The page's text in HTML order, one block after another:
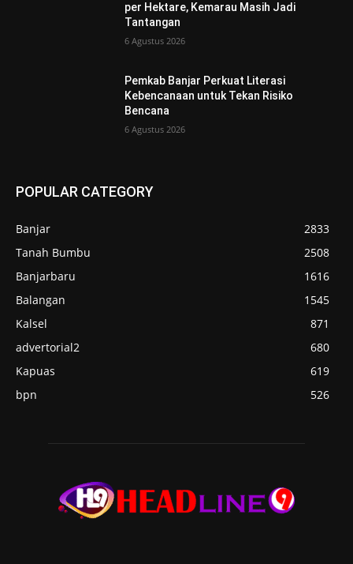
per Hektare, Kemarau Masih Jadi
Tantangan
6 Agustus 2026
Pemkab Banjar Perkuat Literasi
Kebencanaan untuk Tekan Risiko
Bencana
6 Agustus 2026
POPULAR CATEGORY
Banjar
2833
Tanah Bumbu
2508
Banjarbaru
1616
Balangan
1545
Kalsel
871
advertorial2
680
Kapuas
619
bpn
526